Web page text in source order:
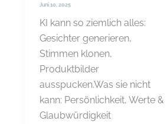
Juni 10, 2025
KI kann so ziemlich alles:
Gesichter generieren,
Stimmen klonen,
Produktbilder
ausspucken.Was sie nicht
kann: Persönlichkeit, Werte &
Glaubwürdigkeit